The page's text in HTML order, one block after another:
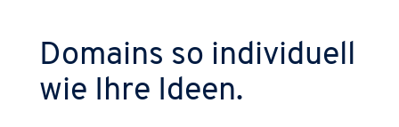
Domains so individuell
wie Ihre Ideen.